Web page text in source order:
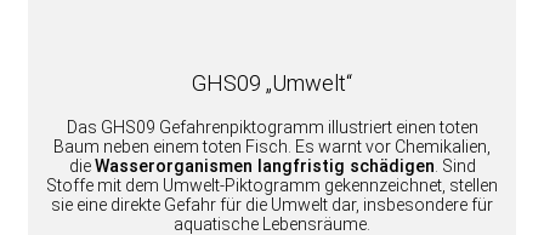
GHS09 „Umwelt“
Das GHS09 Gefahrenpiktogramm illustriert einen toten
Baum neben einem toten Fisch. Es warnt vor Chemikalien,
dieWasserorganismen langfristig schädigen . Sind
Stoffe mit dem Umwelt-Piktogramm gekennzeichnet, stellen
sie eine direkte Gefahr für die Umwelt dar, insbesondere für
aquatische Lebensräume.